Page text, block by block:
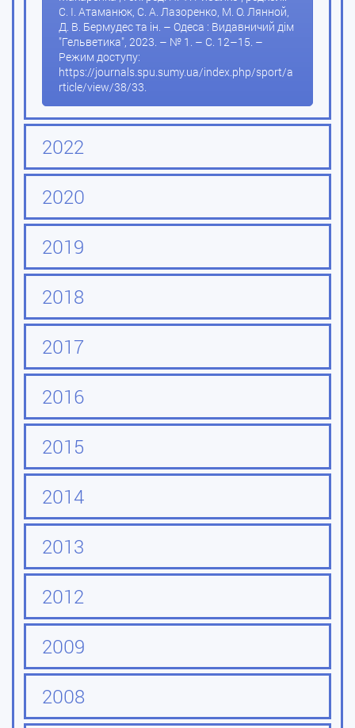
С. І. Атаманюк, С. А. Лазоренко, М. О. Лянной,
Д. В. Бермудес та ін. – Одеса : Видавничий дім
"Гельветика", 2023. – № 1. – С. 12–15. –
Режим доступу:
https://journals.spu.sumy.ua/index.php/sport/a
rticle/view/38/33.
2022
2020
2019
2018
2017
2016
2015
2014
2013
2012
2009
2008